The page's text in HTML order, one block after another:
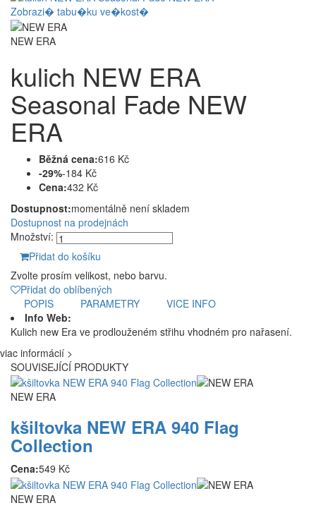
Zobrazi� tabu�ku ve�kost�
NEW ERA
kulich NEW ERA
Seasonal Fade NEW
ERA
Běžná cena:616 Kč
-29%-184 Kč
Cena:432 Kč
Dostupnost:momentálně není skladem
Dostupnost na prodejnách
Množství:
Přidat do košíku
Zvolte prosím velikost, nebo barvu.
Přidat do oblíbených
POPIS
PARAMETRY
VICE INFO
Info Web:
Kulich new Era ve prodlouženém střihu vhodném pro nařasení.
viac informácií >
SOUVISEJÍCÍ PRODUKTY
NEW ERA
kšiltovka NEW ERA 940 Flag
Collection
Cena:549 Kč
NEW ERA